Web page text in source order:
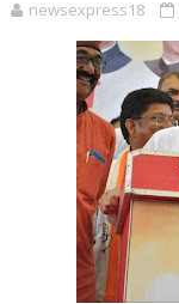
newsexpress18